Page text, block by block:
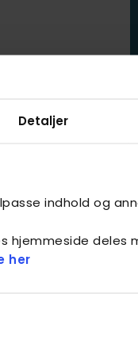
Detaljer
indhold og
hjemmeside deles
her